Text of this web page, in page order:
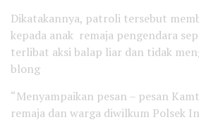
Dikatakannya, patroli tersebut
kepada anak remaja pengendara
terlibat aksi balap liar dan tidak
blong
“Menyampaikan pesan – pesan
remaja dan warga diwilkum Polsek